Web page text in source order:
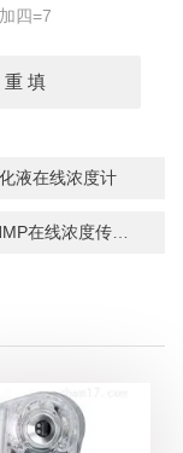
四=7
液在线浓度计
线浓度传感器